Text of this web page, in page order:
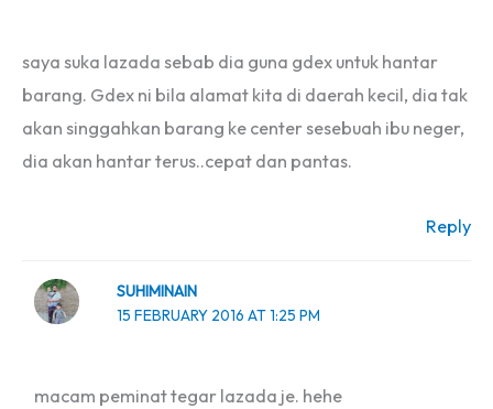
saya suka lazada sebab dia guna gdex untuk hantar
barang. Gdex ni bila alamat kita di daerah kecil, dia tak
akan singgahkan barang ke center sesebuah ibu neger,
dia akan hantar terus..cepat dan pantas.
Reply
SUHIMINAIN
15 FEBRUARY 2016 AT 1:25 PM
macam peminat tegar lazada je. hehe